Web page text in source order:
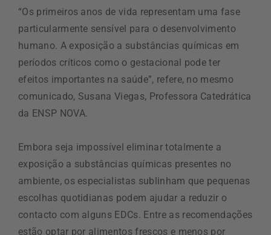
“Os primeiros anos de vida representam uma fase
particularmente sensível para o desenvolvimento
humano. A exposição a substâncias químicas em
períodos críticos como o gestacional pode ter
efeitos importantes na saúde”, refere, no mesmo
comunicado, Susana Viegas, Professora Catedrática
da ENSP NOVA.
Embora seja impossível eliminar totalmente a
exposição a substâncias químicas presentes no
ambiente, os especialistas sublinham que pequenas
escolhas quotidianas podem ajudar a reduzir o
contacto com alguns EDCs. Entre as recomendações
estão optar por alimentos frescos e menos por